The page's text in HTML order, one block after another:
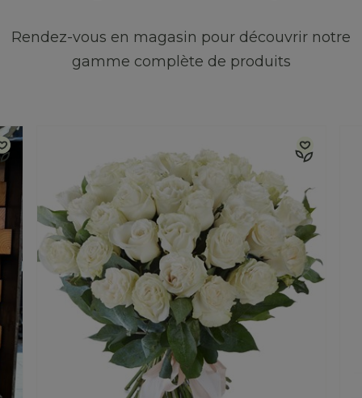
Rendez-vous en magasin pour découvrir notre
gamme complète de produits